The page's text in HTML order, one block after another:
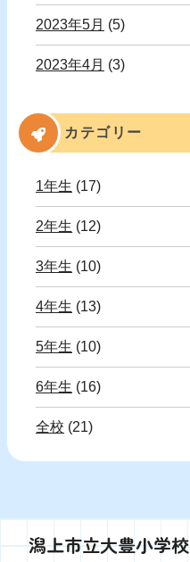
2023年5月 (5)
2023年4月 (3)
カテゴリー
1年生 (17)
2年生 (12)
3年生 (10)
4年生 (13)
5年生 (10)
6年生 (16)
全校 (21)
潟上市立大豊小学校